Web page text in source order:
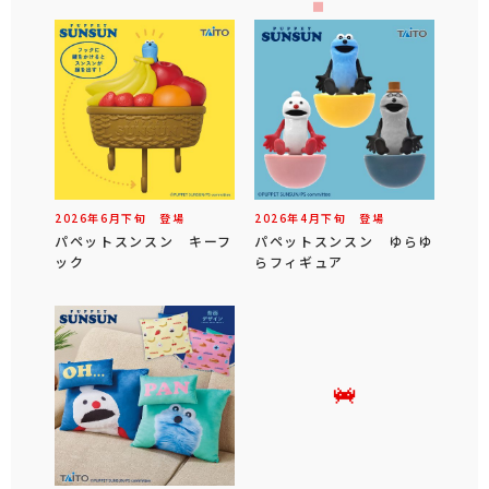
2026年6 月下旬 登場
パペットスンスン キーフ
ック
2026年4 月下旬 登場
パペットスンスン ゆらゆ
らフィギュア